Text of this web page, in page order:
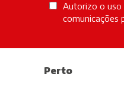
Autorizo o uso
comunicações
Perto